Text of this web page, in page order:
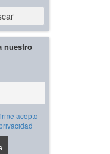
nuestro
acepto